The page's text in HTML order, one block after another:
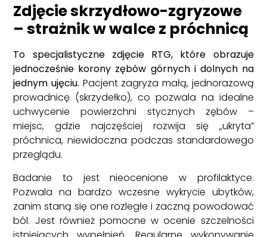
Zdjęcie skrzydłowo-zgryzowe
– strażnik w walce z próchnicą
To specjalistyczne zdjęcie RTG, które obrazuje
jednocześnie korony zębów górnych i dolnych na
jednym ujęciu. Pacjent zagryza małą, jednorazową
prowadnicę (skrzydełko), co pozwala na idealne
uchwycenie powierzchni stycznych zębów –
miejsc, gdzie najczęściej rozwija się „ukryta”
próchnica, niewidoczna podczas standardowego
przeglądu.
Badanie to jest nieocenione w profilaktyce.
Pozwala na bardzo wczesne wykrycie ubytków,
zanim staną się one rozległe i zaczną powodować
ból. Jest również pomocne w ocenie szczelności